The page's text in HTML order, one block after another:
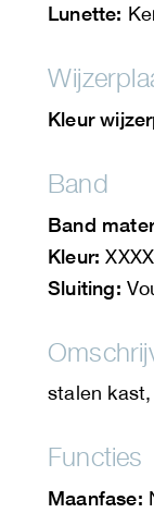
Lunette:
Kleur
Band
Band
Kleur: XXXX
Sluiting:
stalen
Functies
Maanfase: